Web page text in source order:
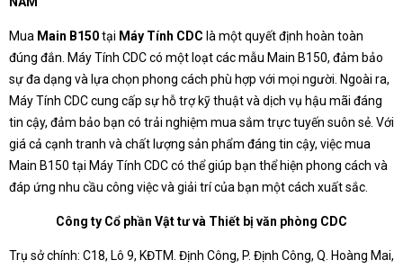
Mua Main B150tại Máy Tính CDC là một quyết định hoàn toàn
đúng đắn. Máy Tính CDC có một loạt các mẫu Main B150, đảm bảo
sự đa dạng và lựa chọn phong cách phù hợp với mọi người. Ngoài ra,
Máy Tính CDC cung cấp sự hỗ trợ kỹ thuật và dịch vụ hậu mãi đáng
tin cậy, đảm bảo bạn có trải nghiệm mua sắm trực tuyến suôn sẻ. Với
giá cả cạnh tranh và chất lượng sản phẩm đáng tin cậy, việc mua
Main B150 tại Máy Tính CDC có thể giúp bạn thể hiện phong cách và
đáp ứng nhu cầu công việc và giải trí của bạn một cách xuất sắc.
Công ty Cổ phần Vật tư và Thiết bị văn phòng CDC
Trụ sở chính: C18, Lô 9, KĐTM. Định Công, P. Định Công, Q. Hoàng Mai,